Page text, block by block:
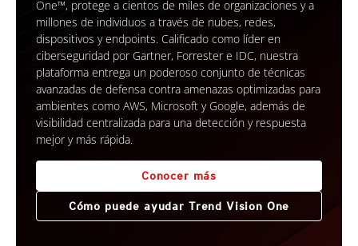
One™, protege a cientos de miles de organizaciones y a
millones de individuos a través de nubes, redes,
dispositivos y endpoints. Calificado como líder en
ciberseguridad por Gartner, Forrester e IDC, nuestra
plataforma entrega un poderoso conjunto de técnicas
avanzadas de defensa contra amenazas optimizadas para
ambientes como AWS, Microsoft y Google, además de
visibilidad centralizada para una detección y respuesta
mejor y más rápida.
Conocer más
Cómo puede ayudar Trend Vision One